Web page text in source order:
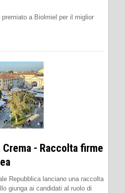
a Biolmiel per il miglior
- Raccolta firme
Repubblica lanciano una raccolta
giunga ai candidati al ruolo di